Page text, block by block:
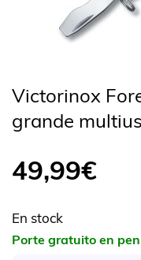
Victorinox
grande
49,99€
En stock
Porte gratuito en